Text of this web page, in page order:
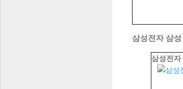
삼성전자 삼
삼성전